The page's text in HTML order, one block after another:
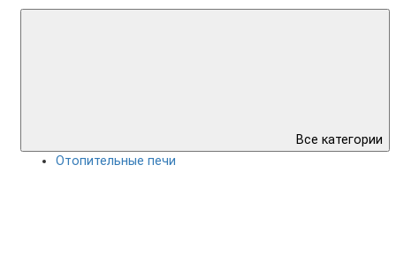
Все категории
Отопительные печи